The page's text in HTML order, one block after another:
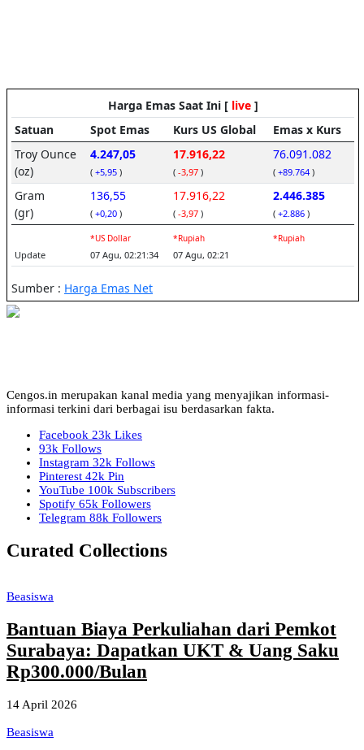
Cengos.in merupakan kanal media yang menyajikan informasi-
informasi terkini dari berbagai isu berdasarkan fakta.
Facebook 23k Likes
93k Follows
Instagram 32k Follows
Pinterest 42k Pin
YouTube 100k Subscribers
Spotify 65k Followers
Telegram 88k Followers
Curated Collections
Beasiswa
Bantuan Biaya Perkuliahan dari Pemkot
Surabaya: Dapatkan UKT & Uang Saku
Rp300.000/Bulan
14 April 2026
Beasiswa